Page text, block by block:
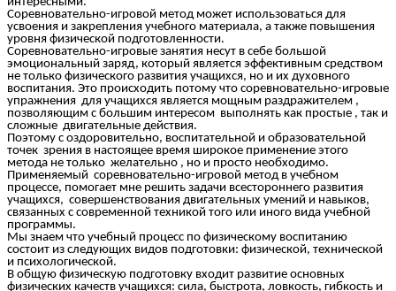
Соревновательно-игровой метод может использоваться для
усвоения и закрепления учебного материала, а также повышения
уровня физической подготовленности.
Соревновательно-игровые занятия несут в себе большой
эмоциональный заряд, который является эффективным средством
не только физического развития учащихся, но и их духовного
воспитания. Это происходить потому что соревновательно-игровые
упражнения для учащихся является мощным раздражителем ,
позволяющим с большим интересом выполнять как простые , так и
сложные двигательные действия.
Поэтому с оздоровительно, воспитательной и образовательной
точек зрения в настоящее время широкое применение этого
метода не только желательно , но и просто необходимо.
Применяемый соревновательно-игровой метод в учебном
процессе, помогает мне решить задачи всестороннего развития
учащихся, совершенствования двигательных умений и навыков,
связанных с современной техникой того или иного вида учебной
программы.
Мы знаем что учебный процесс по физическому воспитанию
состоит из следующих видов подготовки: физической, технической
и психологической.
В общую физическую подготовку входит развитие основных
физических качеств учащихся: сила, быстрота, ловкость, гибкость и